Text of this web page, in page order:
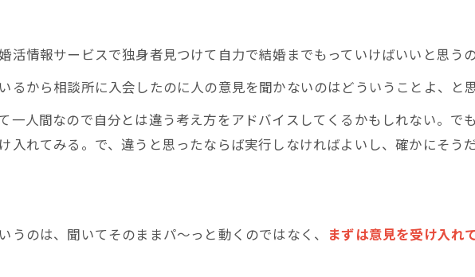
活情報サービスで独身者見つけて自力で結婚までもっていけばいいと思う
るから相談所に入会したのに人の意見を聞かないのはどういうことよ、と
一人間なので自分とは違う考え方をアドバイスしてくるかもしれない。で
入れてみる。で、違うと思ったならば実行しなければよいし、確かにそ
うのは、聞いてそのままパ～っと動くのではなく、 まずは意見を受け入れ